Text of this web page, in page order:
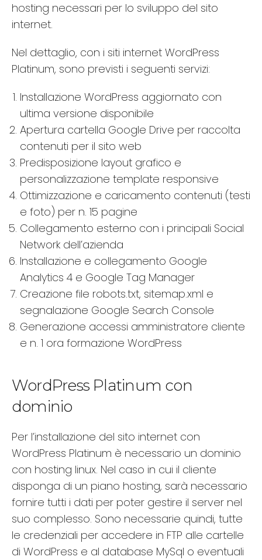
hosting necessari per lo sviluppo del sito
internet.
Nel dettaglio, con i siti internet WordPress
Platinum, sono previsti i seguenti servizi:
Installazione WordPress aggiornato con
ultima versione disponibile
Apertura cartella Google Drive per raccolta
contenuti per il sito web
Predisposizione layout grafico e
personalizzazione template responsive
Ottimizzazione e caricamento contenuti (testi
e foto) per n. 15 pagine
Collegamento esterno con i principali Social
Network dell’azienda
Installazione e collegamento Google
Analytics 4 e Google Tag Manager
Creazione file robots.txt, sitemap.xml e
segnalazione Google Search Console
Generazione accessi amministratore cliente
e n. 1 ora formazione WordPress
WordPress Platinum con
dominio
Per l’installazione del sito internet con
WordPress Platinum è necessario un dominio
con hosting linux. Nel caso in cui il cliente
disponga di un piano hosting, sarà necessario
fornire tutti i dati per poter gestire il server nel
suo complesso. Sono necessarie quindi, tutte
le credenziali per accedere in FTP alle cartelle
di WordPress e al database MySql o eventuali